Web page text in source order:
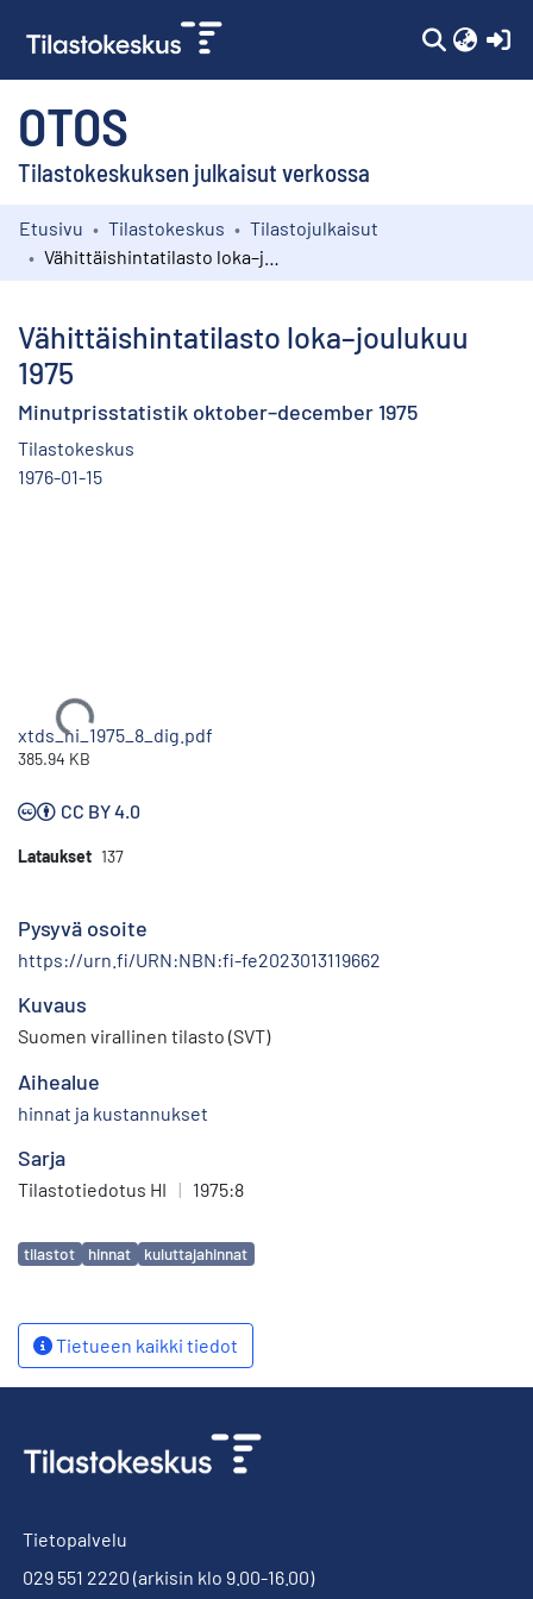
OTOS
Tilastokeskuksen julkaisut verkossa
Kokoelmat
Etusivu Tilastokeskus
Tilastojulkaisut
Vähittäishintatilasto loka–joulukuu
1975
Minutprisstatistik oktober–december 1975
Tilastokeskus
1976-01-15
Ladataan...
xtds_hi_1975_8_dig.pdf
385.94 KB
CC BY 4.0
Lataukset 137
Pysyvä osoite
https://urn.fi/URN:NBN:fi-fe2023013119662
Kuvaus
Suomen virallinen tilasto (SVT)
Aihealue
hinnat ja kustannukset
Sarja
Tilastotiedotus HI | 1975:8
Avainsanat
tilastot hinnat kuluttajahinnat
Tietueen kaikki tiedot
Tietopalvelu
029 551 2220 (arkisin klo 9.00-16.00)